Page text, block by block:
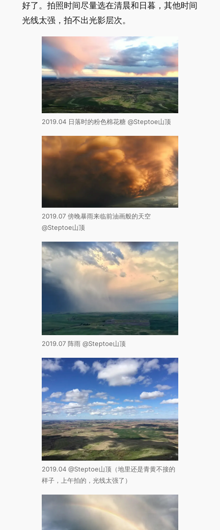
好了。拍照时间尽量选在清晨和日暮，其他时间
光线太强，拍不出光影层次。
2019.04 日落时的粉色棉花糖 @Steptoe山顶
2019.07 傍晚暴雨来临前油画般的天空
@Steptoe山顶
2019.07 阵雨 @Steptoe山顶
2019.04 @Steptoe山顶（地里还是青黄不接的
样子，上午拍的，光线太强了）